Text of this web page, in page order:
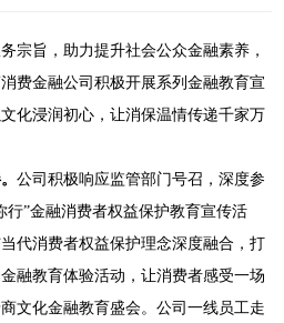
宗旨，助力提升社会公众金融素养，
费金融公司积极开展系列金融教育宣
化浸润初心，让消保温情传递千家万
公司积极响应监管部门号召，深度参
行”金融消费者权益保护教育宣传活
代消费者权益保护理念深度融合，打
融教育体验活动，让消费者感受一场
文化金融教育盛会。公司一线员工走